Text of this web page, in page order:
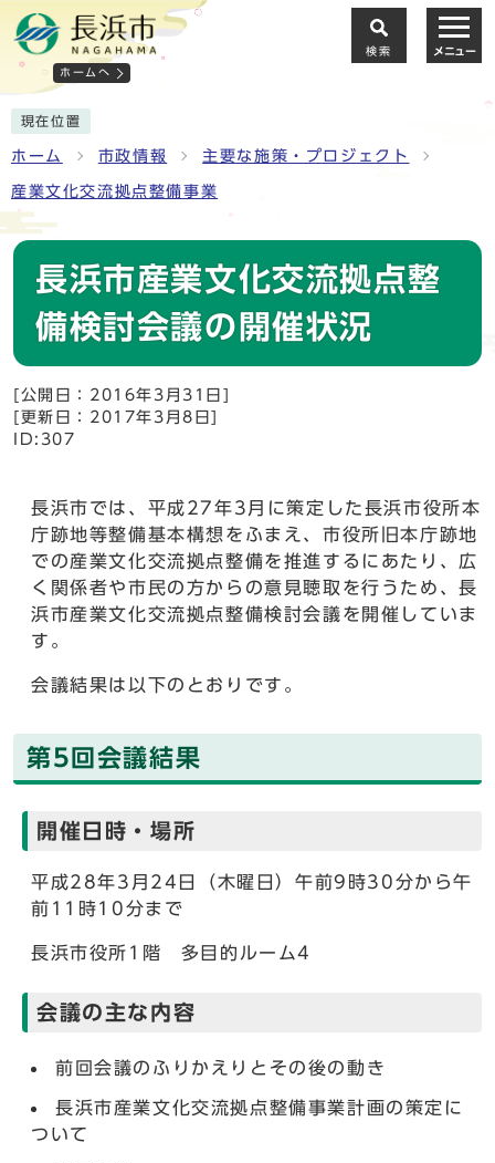
ホームへ
検索 メニュー
現在位置
ホーム 市政情報 主要な施策・プロジェクト
産業文化交流拠点整備事業
長浜市産業文化交流拠点整
備検討会議の開催状況
[公開日：2016年3月31日]
[更新日：2017年3月8日]
ID:307
長浜市では、平成27年3月に策定した長浜市役所本
庁跡地等整備基本構想をふまえ、市役所旧本庁跡地
での産業文化交流拠点整備を推進するにあたり、広
く関係者や市民の方からの意見聴取を行うため、長
浜市産業文化交流拠点整備検討会議を開催していま
す。
会議結果は以下のとおりです。
第5回会議結果
開催日時・場所
平成28年3月24日（木曜日）午前9時30分から午
前11時10分まで
長浜市役所1階 多目的ルーム4
会議の主な内容
前回会議のふりかえりとその後の動き
長浜市産業文化交流拠点整備事業計画の策定に
ついて